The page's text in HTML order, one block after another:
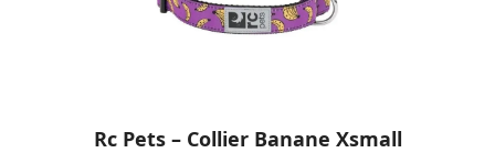
Rc Pets – Collier Banane Xsmall